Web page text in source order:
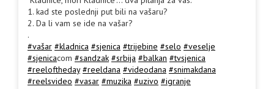
1. kad ste poslednji put bili na vašaru?
2. Da li vam se ide na vašar?
.
#vašar #kladnica #sjenica #trijebine #selo #veselje
#sjenicacom #sandzak #srbija #balkan #tvsjenica
#reeloftheday #reeldana #videodana #snimakdana
#reelsvideo #vasar #muzika #uzivo #igranje